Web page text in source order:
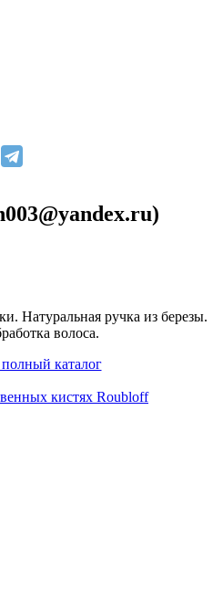
Натуральная ручка из березы.
волоса.
каталог
кистях Roubloff